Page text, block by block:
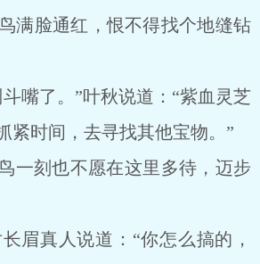
脸通红，恨不得找个地缝钻
了。”叶秋说道：“紫血灵芝
紧时间，去寻找其他宝物。”
刻也不愿在这里多待，迈步
真人说道：“你怎么搞的，